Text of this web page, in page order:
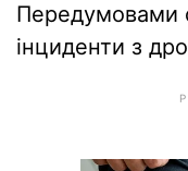
Передумовами
інциденти з